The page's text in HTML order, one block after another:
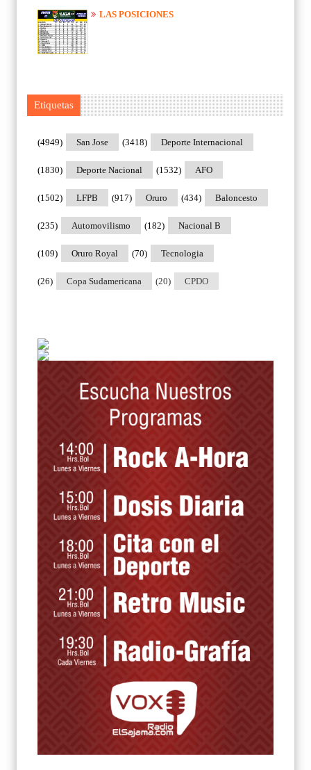
LAS POSICIONES
Etiquetas
San Jose
(4949) Deporte Internacional
(3418)
Deporte Nacional
(1830) AFO
(1532)
LFPB
(1502) Oruro
(917) Baloncesto
(434)
Automovilismo
(235) Nacional B
(182)
Oruro Royal
(109) Tecnologia
(70)
Copa Sudamericana
(26) CPDO
(20)